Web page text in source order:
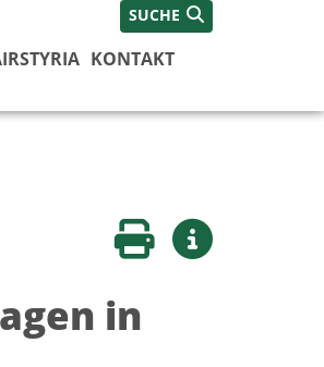
SUCHE
KONTAKT
Seite druckenWeitere Infos
in